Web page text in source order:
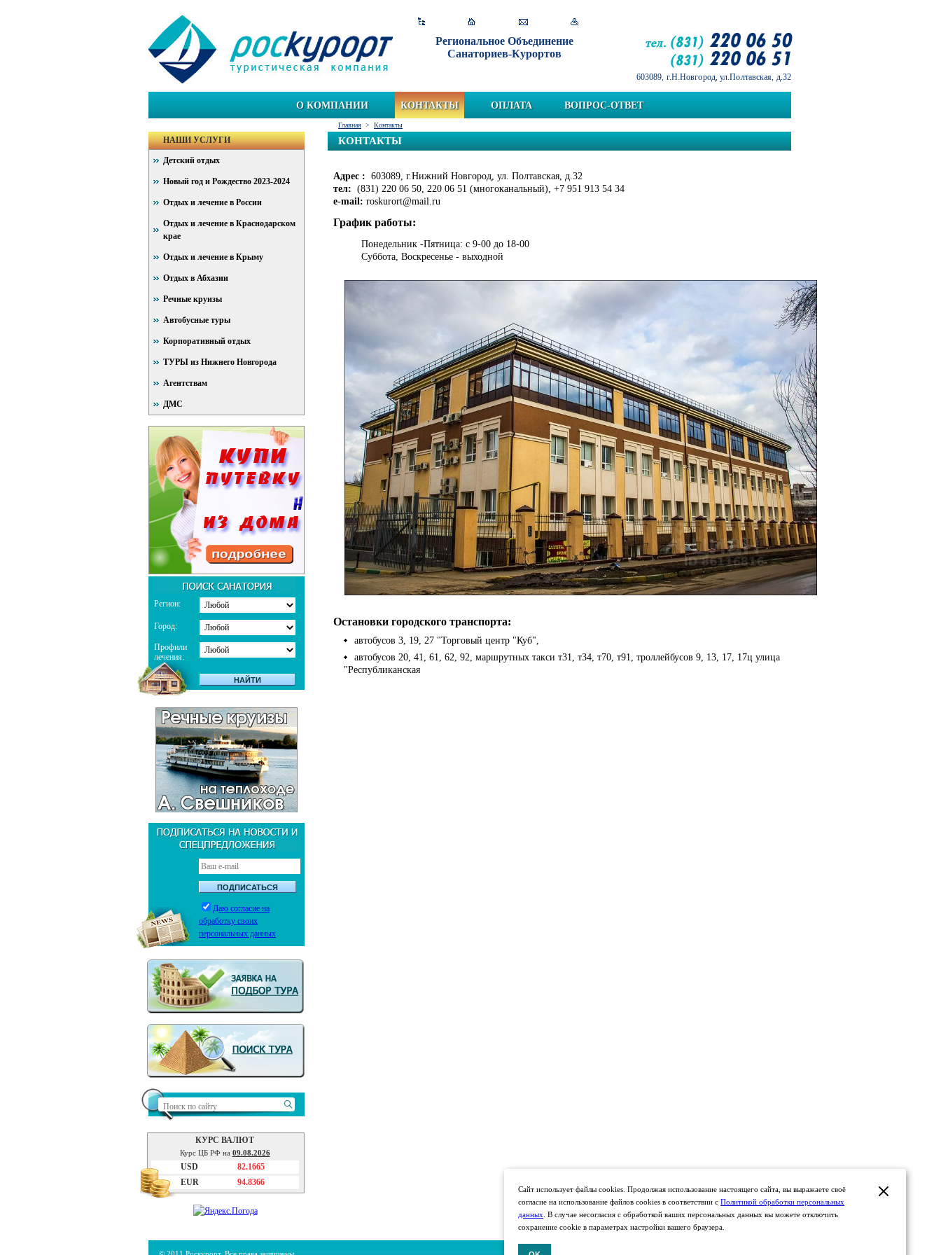
Региональное Объединение
Санаториев-Курортов
603089, г.Н.Новгород, ул.Полтавская, д.32
О КОМПАНИИ КОНТАКТЫ ОПЛАТА ВОПРОС-ОТВЕТ
КОНТАКТЫ
Главная > Контакты
Адрес : 603089, г.Нижний Новгород, ул. Полтавская, д.32
тел: (831) 220 06 50, 220 06 51 (многоканальный), +7 951 913 54 34
e-mail: roskurort@mail.ru
График работы:
Понедельник -Пятница: с 9-00 до 18-00
Суббота, Воскресенье - выходной
Остановки городского транспорта:
автобусов 3, 19, 27 "Торговый центр "Куб",
автобусов 20, 41, 61, 62, 92, маршрутных такси т31, т34, т70, т91, троллейбусов 9, 13, 17, 17ц улица
"Республиканская
НАШИ УСЛУГИ
Детский отдых
Новый год и Рождество 2023-2024
Отдых и лечение в России
Отдых и лечение в Краснодарском
крае
Отдых и лечение в Крыму
Отдых в Абхазии
Речные круизы
Автобусные туры
Корпоративный отдых
ТУРЫ из Нижнего Новгорода
Агентствам
ДМС
Регион:
Город:
Профили
лечения:
Даю согласие на
обработку своих
персональных данных
КУРС ВАЛЮТ
Курс ЦБ РФ на 09.08.2026
USD
82.1665
EUR
94.8366
Сайт использует файлы cookies. Продолжая использование настоящего сайта, вы выражаете своё
согласие на использование файлов cookies в соответствии с Политикой обработки персональных
данных . В случае несогласия с обработкой ваших персональных данных вы можете отключить
сохранение cookie в параметрах настройки вашего браузера.